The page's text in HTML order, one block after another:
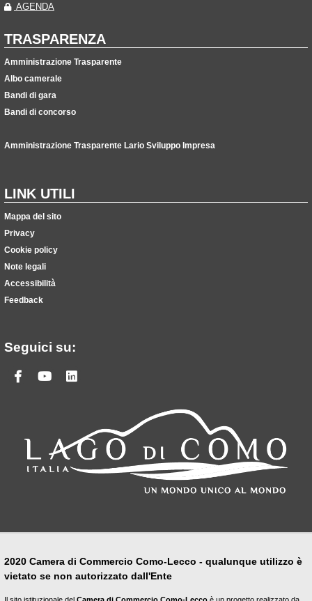
AGENDA
TRASPARENZA
Amministrazione Trasparente
Albo camerale
Bandi di gara
Bandi di concorso
Amministrazione Trasparente Lario Sviluppo Impresa
LINK UTILI
Mappa del sito
Privacy
Cookie policy
Note legali
Accessibilità
Feedback
Seguici su:
Facebook
Youtube
2020 Camera di Commercio Como-Lecco - qualunque utilizzo è
vietato se non autorizzato dall'Ente